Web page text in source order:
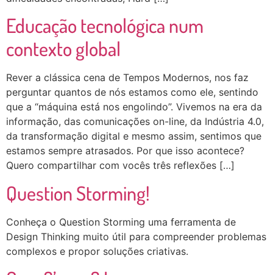
Educação tecnológica num
contexto global
Rever a clássica cena de Tempos Modernos, nos faz
perguntar quantos de nós estamos como ele, sentindo
que a “máquina está nos engolindo”. Vivemos na era da
informação, das comunicações on-line, da Indústria 4.0,
da transformação digital e mesmo assim, sentimos que
estamos sempre atrasados. Por que isso acontece?
Quero compartilhar com vocês três reflexões […]
Question Storming!
Conheça o Question Storming uma ferramenta de
Design Thinking muito útil para compreender problemas
complexos e propor soluções criativas.